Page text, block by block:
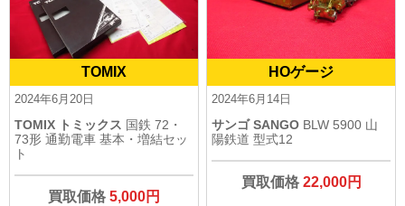
TOMIX
2024年6月20日
TOMIX トミックス 国鉄 72・
73形 通勤電車 基本・増結セッ
ト
買取価格 5,000円
HOゲージ
2024年6月14日
サンゴ SANGO BLW 5900 山
陽鉄道 型式12
買取価格 22,000円